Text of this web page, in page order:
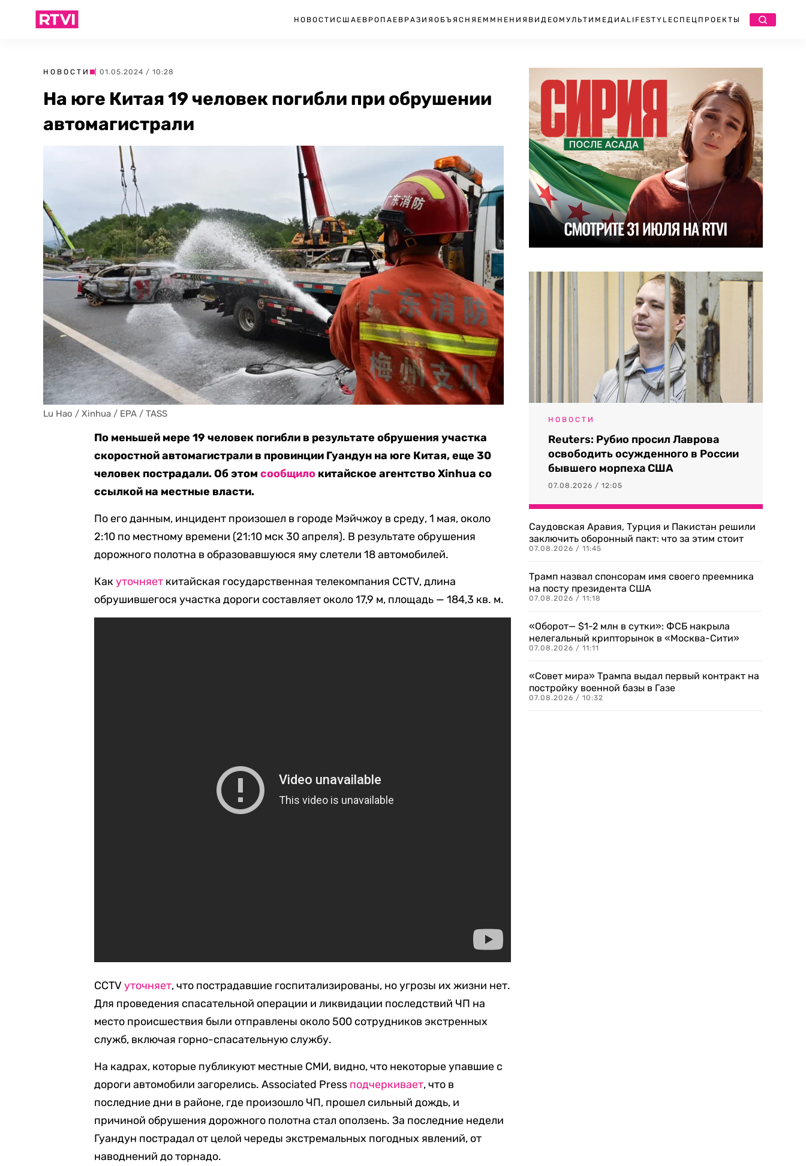
НОВОСТИ США ЕВРОПА ЕВРАЗИЯ ОБЪЯСНЯЕМ МНЕНИЯ ВИДЕО МУЛЬТИМЕДИА LIFESTYLEСПЕЦПРОЕКТЫ
НОВОСТИ | 01.05.2024 / 10:28
На юге Китая 19 человек погибли при обрушении
автомагистрали
Lu Hao / Xinhua / EPA / TASS
По меньшей мере 19 человек погибли в результате обрушения участка
скоростной автомагистрали в провинции Гуандун на юге Китая, еще 30
человек пострадали. Об этомсообщило китайское агентство Xinhua со
ссылкой на местные власти.
По его данным, инцидент произошел в городе Мэйчжоу в среду, 1 мая, около
2:10 по местному времени (21:10 мск 30 апреля). В результате обрушения
дорожного полотна в образовавшуюся яму слетели 18 автомобилей.
Какуточняет китайская государственная телекомпания CCTV, длина
обрушившегося участка дороги составляет около 17,9 м, площадь — 184,3 кв. м.
CCTVуточняет, что пострадавшие госпитализированы, но угрозы их жизни нет.
Для проведения спасательной операции и ликвидации последствий ЧП на
место происшествия были отправлены около 500 сотрудников экстренных
служб, включая горно-спасательную службу.
На кадрах, которые публикуют местные СМИ, видно, что некоторые упавшие с
дороги автомобили загорелись. Associated Press подчеркивает, что в
последние дни в районе, где произошло ЧП, прошел сильный дождь, и
причиной обрушения дорожного полотна стал оползень. За последние недели
Гуандун пострадал от целой череды экстремальных погодных явлений, от
наводнений до торнадо.
НОВОСТИ
Reuters: Рубио просил Лаврова
освободить осужденного в России
бывшего морпеха США
07.08.2026 / 12:05
Саудовская Аравия, Турция и Пакистан решили
заключить оборонный пакт: что за этим стоит
07.08.2026 / 11:45
Трамп назвал спонсорам имя своего преемника
на посту президента США
07.08.2026 / 11:18
«Оборот— $1-2 млн в сутки»: ФСБ накрыла
нелегальный крипторынок в «Москва-Сити»
07.08.2026 / 11:11
«Совет мира» Трампа выдал первый контракт на
постройку военной базы в Газе
07.08.2026 / 10:32